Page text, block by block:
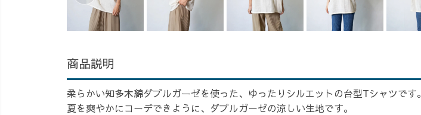
商品説明
柔らかい知多木綿ダブルガーゼを使った、ゆったりシルエットの台型Tシャツです。
夏を爽やかにコーデできように、ダブルガーゼの涼しい生地です。